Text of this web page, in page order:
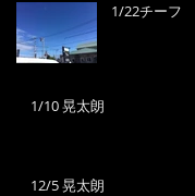
1/22チーフ
1/10 晃太朗
12/5 晃太朗